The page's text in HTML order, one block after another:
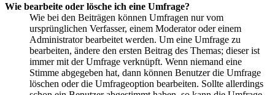
Wie bearbeite oder lösche ich eine Umfrage?
Wie bei den Beiträgen können Umfragen nur vom
ursprünglichen Verfasser, einem Moderator oder einem
Administrator bearbeitet werden. Um eine Umfrage zu
bearbeiten, ändere den ersten Beitrag des Themas; dieser ist
immer mit der Umfrage verknüpft. Wenn niemand eine
Stimme abgegeben hat, dann können Benutzer die Umfrage
löschen oder die Umfrageoption bearbeiten. Sollte allerdings